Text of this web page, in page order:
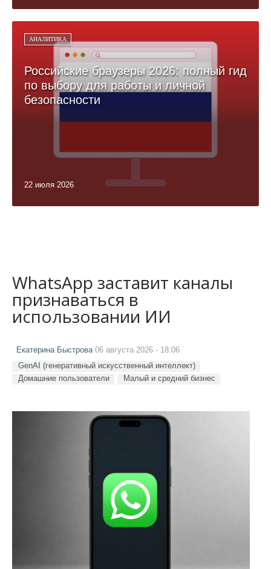
АНАЛИТИКА
Российские браузеры 2026: полный гид
по выбору для работы и личной
безопасности
22 июля 2026
WhatsApp заставит каналы
признаваться в
использовании ИИ
Екатерина Быстрова 06 августа 2026 - 18:06
GenAI (генеративный искусственный интеллект)
Домашние пользователи
Малый и средний бизнес